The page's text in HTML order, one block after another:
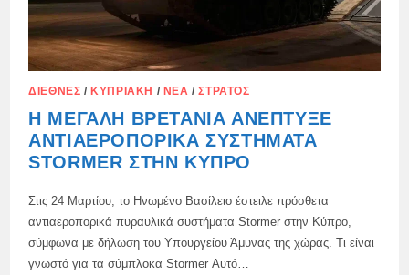
ΔΙΕΘΝΈΣ /ΚΥΠΡΙΑΚΉ / ΝΈΑ /ΣΤΡΑΤΌΣ
Η ΜΕΓΆΛΗ ΒΡΕΤΑΝΊΑ ΑΝΈΠΤΥΞΕ
ΑΝΤΙΑΕΡΟΠΟΡΙΚΆ ΣΥΣΤΉΜΑΤΑ
STORMER ΣΤΗΝ ΚΎΠΡΟ
Στις 24 Μαρτίου, το Ηνωμένο Βασίλειο έστειλε πρόσθετα
αντιαεροπορικά πυραυλικά συστήματα Stormer στην Κύπρο,
σύμφωνα με δήλωση του Υπουργείου Άμυνας της χώρας. Τι είναι
γνωστό για τα σύμπλοκα Stormer Αυτό…